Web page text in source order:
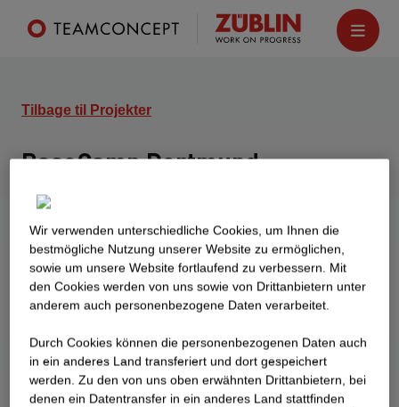
Tilbage til Projekter
BaseCamp Dortmund
Dortmund
Den tidligere Karstadt-Technik-bygning på hjørnet
af Brückstrasse og Kampstrasse i centrum af
Dortmund ved indgangen til Brückstrasse-
kvarteret er blevet revet ned. Her er opført en ny
bygning over for Reinoldi-kirken med en blanding
af studieboliger, butikker, hotel og restaurant. Det
skaber liv i byen og styrker bymidten. Bygningen
indeholder i alt 449 lejligheder.
Wir verwenden unterschiedliche Cookies, um Ihnen die
best­mögliche Nutzung unserer Website zu ermöglichen,
sowie um unsere Website fortlaufend zu verbessern. Mit
den Cookies werden von uns sowie von Drittanbietern unter
anderem auch personenbezogene Daten verarbeitet.
Durch Cookies können die personenbezogenen Daten auch
in ein anderes Land transferiert und dort gespeichert
werden. Zu den von uns oben erwähnten Drittanbietern, bei
denen ein Datentransfer in ein anderes Land stattfinden